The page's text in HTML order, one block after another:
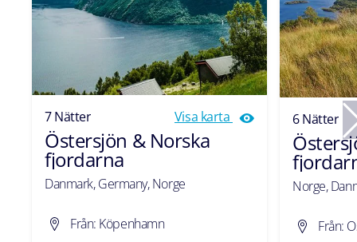
7 Nätter Visa karta
Östersjön & Norska
fjordarna
Danmark, Germany, Norge
Från: Köpenhamn
6 Nätter
Från: